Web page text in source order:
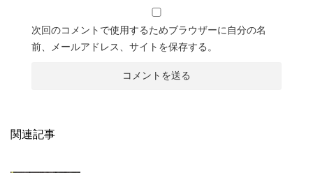
次回のコメントで使用するためブラウザーに自分の名
前、メールアドレス、サイトを保存する。
関連記事